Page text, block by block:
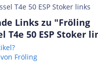
T4e 50 ESP Stoker links
Links zu "Fröling
T4e 50 ESP Stoker
Fröling